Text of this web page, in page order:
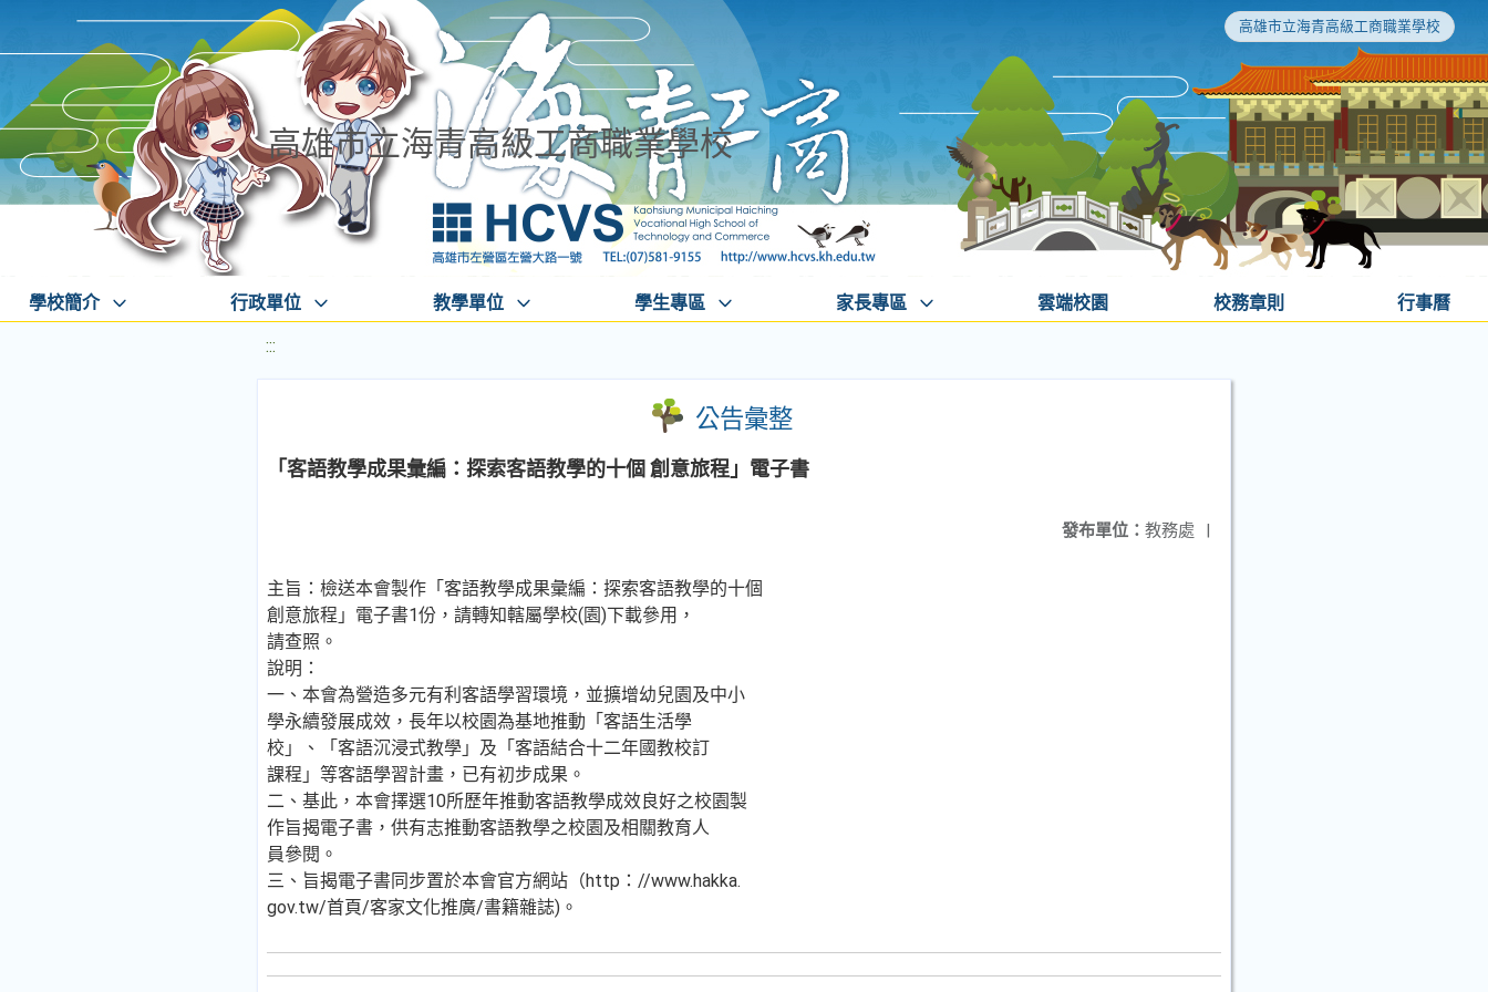
高雄市立海青高級工商職業學校
高雄市立海青高級工商職業學校
學校簡介 行政單位 教學單位 學生專區 家長專區 雲端校園 校務章則 行事曆
:::
公告彙整
「客語教學成果彙編：探索客語教學的十個 創意旅程」電子書
發布單位： 教務處 |
主旨：檢送本會製作「客語教學成果彙編：探索客語教學的十個
創意旅程」電子書1份，請轉知轄屬學校(園)下載參用，
請查照。
說明：
一、本會為營造多元有利客語學習環境，並擴增幼兒園及中小
學永續發展成效，長年以校園為基地推動「客語生活學
校」、「客語沉浸式教學」及「客語結合十二年國教校訂
課程」等客語學習計畫，已有初步成果。
二、基此，本會擇選10所歷年推動客語教學成效良好之校園製
作旨揭電子書，供有志推動客語教學之校園及相關教育人
員參閱。
三、旨揭電子書同步置於本會官方網站（http：//www.hakka.
gov.tw/首頁/客家文化推廣/書籍雜誌)。